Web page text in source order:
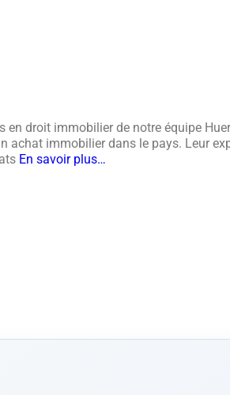
en droit immobilier de notre équipe
achat immobilier dans le pays. Leur
En savoir plus…